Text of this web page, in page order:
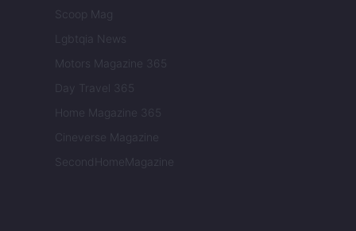
Scoop Mag
Lgbtqia News
Motors Magazine 365
Day Travel 365
Home Magazine 365
Cineverse Magazine
SecondHomeMagazine